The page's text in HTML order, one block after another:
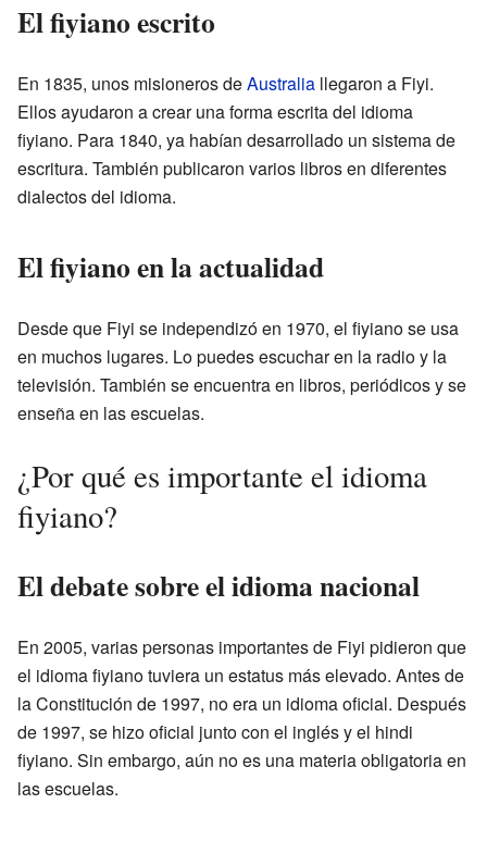
El fiyiano escrito
En 1835, unos misioneros deAustralia llegaron a Fiyi.
Ellos ayudaron a crear una forma escrita del idioma
fiyiano. Para 1840, ya habían desarrollado un sistema de
escritura. También publicaron varios libros en diferentes
dialectos del idioma.
El fiyiano en la actualidad
Desde que Fiyi se independizó en 1970, el fiyiano se usa
en muchos lugares. Lo puedes escuchar en la radio y la
televisión. También se encuentra en libros, periódicos y se
enseña en las escuelas.
¿Por qué es importante el idioma
fiyiano?
El debate sobre el idioma nacional
En 2005, varias personas importantes de Fiyi pidieron que
el idioma fiyiano tuviera un estatus más elevado. Antes de
la Constitución de 1997, no era un idioma oficial. Después
de 1997, se hizo oficial junto con el inglés y el hindi
fiyiano. Sin embargo, aún no es una materia obligatoria en
las escuelas.